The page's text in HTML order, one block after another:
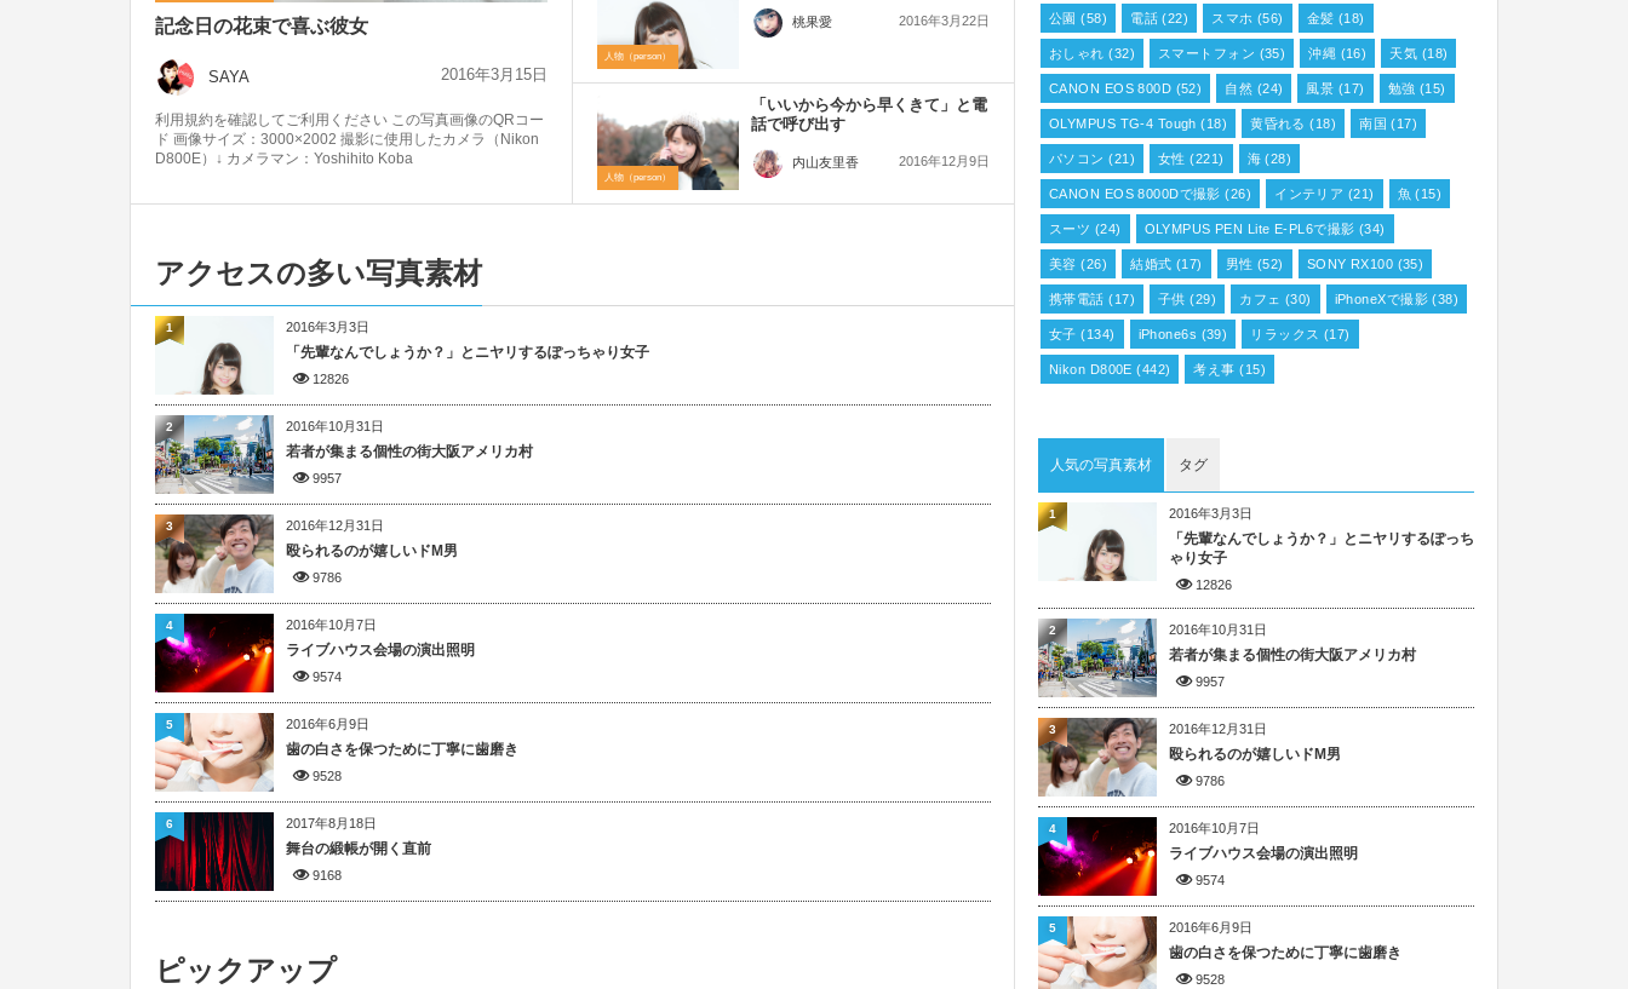
記念日の花束で喜ぶ彼女
SAYA 2016年3月15日
利用規約を確認してご利用ください この写真画像のQRコー
ド 画像サイズ：3000×2002 撮影に使用したカメラ（Nikon
D800E）↓ カメラマン：Yoshihito Koba
人物（person）
桃果愛 2016年3月22日
人物（person）
「いいから今から早くきて」と電
話で呼び出す
内山友里香 2016年12月9日
アクセスの多い写真素材
2016年3月3日
「先輩なんでしょうか？」とニヤリするぽっちゃり女子
12826
1
2016年10月31日
若者が集まる個性の街大阪アメリカ村
9957
2
2016年12月31日
殴られるのが嬉しいドM男
9786
3
2016年10月7日
ライブハウス会場の演出照明
9574
4
2016年6月9日
歯の白さを保つために丁寧に歯磨き
9528
5
2017年8月18日
舞台の緞帳が開く直前
9168
6
ピックアップ
公園 (58) 電話(22) スマホ (56) 金髪 (18)
おしゃれ (32) スマートフォン (35) 沖縄 (16) 天気 (18)
CANON EOS 800D (52) 自然 (24) 風景 (17) 勉強 (15)
OLYMPUS TG-4 Tough (18) 黄昏れる (18) 南国 (17)
パソコン (21) 女性 (221) 海(28)
CANON EOS 8000Dで撮影 (26) インテリア (21) 魚 (15)
スーツ (24) OLYMPUS PEN Lite E-PL6で撮影 (34)
美容 (26) 結婚式 (17) 男性 (52) SONY RX100 (35)
携帯電話 (17) 子供 (29) カフェ (30) iPhoneXで撮影 (38)
女子 (134) iPhone6s (39) リラックス (17)
Nikon D800E (442) 考え事 (15)
人気の写真素材 タグ
2016年3月3日
「先輩なんでしょうか？」とニヤリするぽっち
ゃり女子
12826
1
2016年10月31日
若者が集まる個性の街大阪アメリカ村
9957
2
2016年12月31日
殴られるのが嬉しいドM男
9786
3
2016年10月7日
ライブハウス会場の演出照明
9574
4
2016年6月9日
歯の白さを保つために丁寧に歯磨き
9528
5